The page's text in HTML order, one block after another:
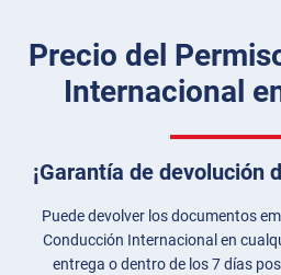
Precio del
Internacional
¡Garantía de devolución
Puede devolver los documentos
Conducción Internacional en
entrega o dentro de los 7 días